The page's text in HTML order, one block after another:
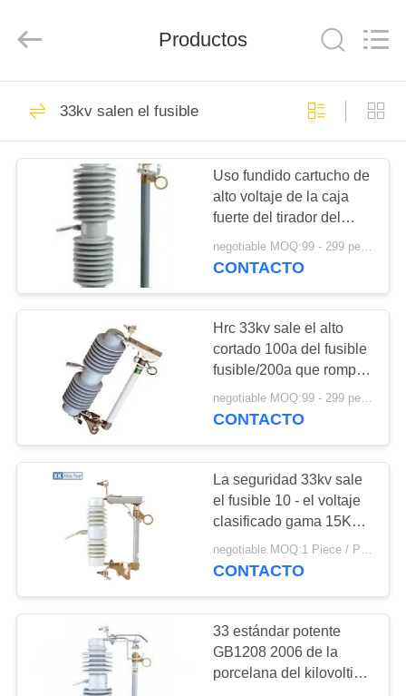
HOGAR
PRODUCTOS
SOBRE
NOSOTROS
VIAJE
FÁBRICA
CONTROL
DE
CALIDAD
ÉNTRENOS
EN
CONTACTO
Rights
salga el recorte del
fusible
11kv salen el fusible
15
33kv salen el fusible
13
Productos
33kv salen el fusible
Uso fundido cartucho de
alto voltaje de la caja
fuerte del tirador del
fusible del interruptor del
recorte
negotiable MOQ:99 - 299 pedazos
CONTACTO
Hrc 33kv sale el alto
cortado 100a del fusible
fusible/200a que rompe
capacidad
negotiable MOQ:99 - 299 pedazos
CONTACTO
La seguridad 33kv sale
el fusible 10 - el voltaje
clasificado gama 15KV
puede estar disponible
negotiable MOQ:1 Piece / Pieces
CONTACTO
33 estándar potente
GB1208 2006 de la
porcelana del kilovoltio